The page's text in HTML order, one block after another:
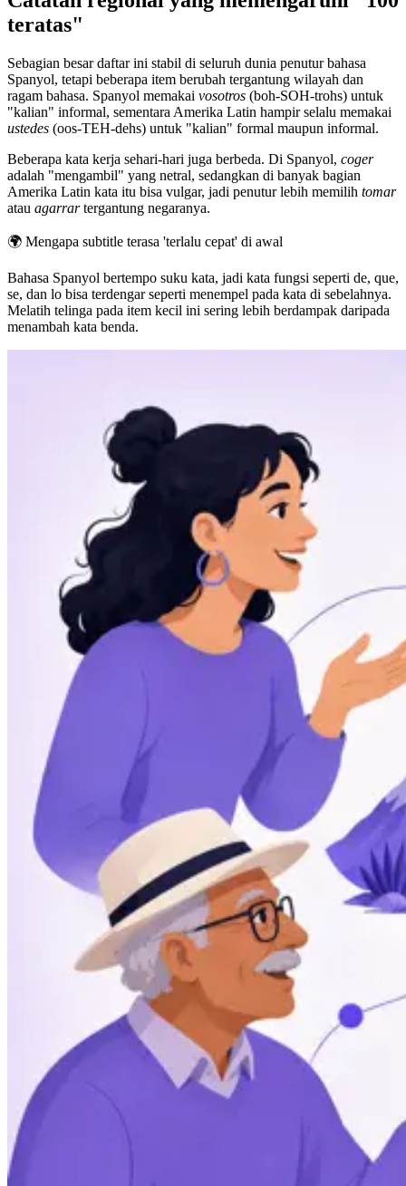
teratas"
Sebagian besar daftar ini stabil di seluruh dunia penutur bahasa
Spanyol, tetapi beberapa item berubah tergantung wilayah dan
ragam bahasa. Spanyol memakai vosotros (boh-SOH-trohs) untuk
"kalian" informal, sementara Amerika Latin hampir selalu memakai
ustedes (oos-TEH-dehs) untuk "kalian" formal maupun informal.
Beberapa kata kerja sehari-hari juga berbeda. Di Spanyol, coger
adalah "mengambil" yang netral, sedangkan di banyak bagian
Amerika Latin kata itu bisa vulgar, jadi penutur lebih memilih tomar
atau agarrartergantung negaranya.
🌍 Mengapa subtitle terasa 'terlalu cepat' di awal
Bahasa Spanyol bertempo suku kata, jadi kata fungsi seperti de, que,
se, dan lo bisa terdengar seperti menempel pada kata di sebelahnya.
Melatih telinga pada item kecil ini sering lebih berdampak daripada
menambah kata benda.